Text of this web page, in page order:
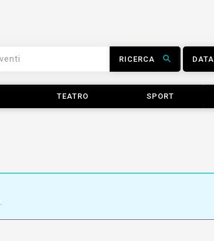
RICERCA DATA
TEATRO SPORT